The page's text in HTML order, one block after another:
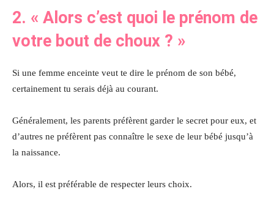
2. « Alors c’est quoi le prénom de
votre bout de choux ? »
Si une femme enceinte veut te dire le prénom de son bébé,
certainement tu serais déjà au courant.
Généralement, les parents préfèrent garder le secret pour eux, et
d’autres ne préfèrent pas connaître le sexe de leur bébé jusqu’à
la naissance.
Alors, il est préférable de respecter leurs choix.